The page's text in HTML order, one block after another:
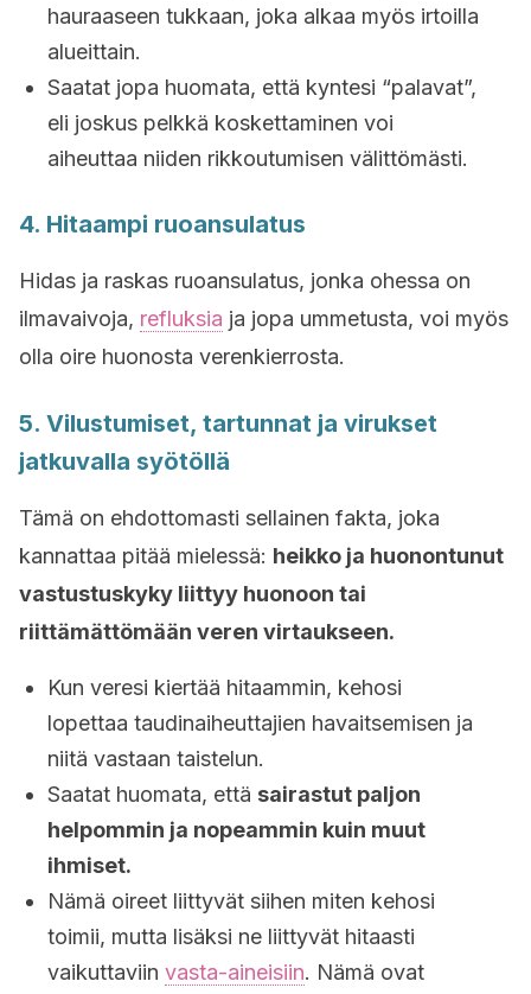
hauraaseen tukkaan, joka alkaa myös irtoilla
alueittain.
Saatat jopa huomata, että kyntesi “palavat”,
eli joskus pelkkä koskettaminen voi
aiheuttaa niiden rikkoutumisen välittömästi.
4. Hitaampi ruoansulatus
Hidas ja raskas ruoansulatus, jonka ohessa on
ilmavaivoja, refluksia ja jopa ummetusta, voi myös
olla oire huonosta verenkierrosta.
5. Vilustumiset, tartunnat ja virukset
jatkuvalla syötöllä
Tämä on ehdottomasti sellainen fakta, joka
kannattaa pitää mielessä: heikko ja huonontunut
vastustuskyky liittyy huonoon tai
riittämättömään veren virtaukseen.
Kun veresi kiertää hitaammin, kehosi
lopettaa taudinaiheuttajien havaitsemisen ja
niitä vastaan taistelun.
Saatat huomata, että sairastut paljon
helpommin ja nopeammin kuin muut
ihmiset.
Nämä oireet liittyvät siihen miten kehosi
toimii, mutta lisäksi ne liittyvät hitaasti
vaikuttaviin vasta-aineisiin. Nämä ovat